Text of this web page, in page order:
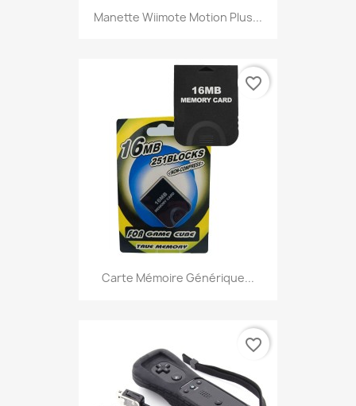
Manette Wiimote Motion Plus...
Carte Mémoire Générique...
favorite_border
favorite_border